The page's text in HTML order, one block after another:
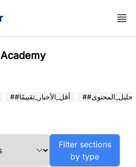
Academy
##أقل_الأخبار_تقييمًا ##تحليل_المحتوى
Filter sections
by type